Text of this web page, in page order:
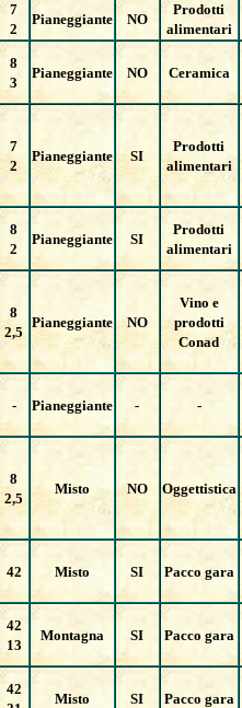
7
2
Pianeggiante NO
Prodotti
alimentari
8
3
Pianeggiante NO Ceramica
7
2
Pianeggiante SI
Prodotti
alimentari
8
2
Pianeggiante SI
Prodotti
alimentari
8
2,5
Pianeggiante NO
Vino e
prodotti
Conad
- Pianeggiante - -
8
2,5
Misto NO Oggettistica
42 Misto SI Pacco gara
42
13
Montagna SI Pacco gara
42
Misto SI Pacco gara